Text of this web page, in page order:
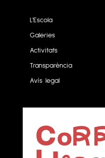
L’Escola
Galeries
Activitats
Transparència
Avís legal